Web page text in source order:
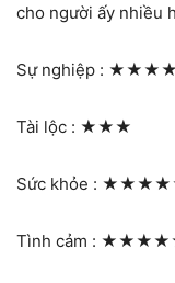
cho người ấy nhiều
Sự nghiệp :
Tài lộc : ★★★
Sức khỏe :
Tình cảm :